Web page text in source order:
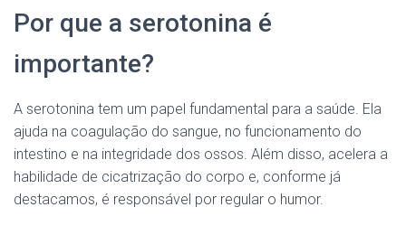
Por que a serotonina é
importante?
A serotonina tem um papel fundamental para a saúde. Ela
ajuda na coagulação do sangue, no funcionamento do
intestino e na integridade dos ossos. Além disso, acelera a
habilidade de cicatrização do corpo e, conforme já
destacamos, é responsável por regular o humor.